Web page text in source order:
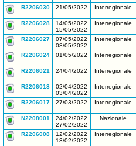
R2206030
21/05/2022 Interregionale
R2206028
14/05/2022
15/05/2022
Interregionale
R2206027
07/05/2022
08/05/2022
Interregionale
R2206024
01/05/2022 Interregionale
R2206021
24/04/2022 Interregionale
R2206018
02/04/2022
03/04/2022
Interregionale
R2206017
27/03/2022 Interregionale
N2208001
24/02/2022
27/02/2022
Nazionale
R2206008
12/02/2022
13/02/2022
Interregionale